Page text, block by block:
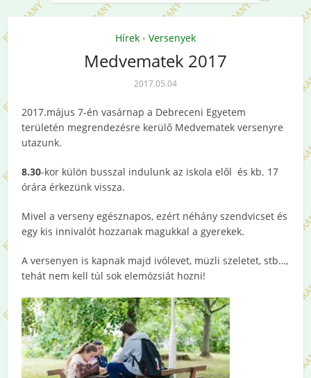
Hírek • Versenyek
Medvematek 2017
2017.05.04
2017.május 7-én vasárnap a Debreceni Egyetem
területén megrendezésre kerülő Medvematek versenyre
utazunk.
8.30-kor külön busszal indulunk az iskola elől és kb. 17
órára érkezünk vissza.
Mivel a verseny egésznapos, ezért néhány szendvicset és
egy kis innivalót hozzanak magukkal a gyerekek.
A versenyen is kapnak majd ivólevet, müzli szeletet, stb…,
tehát nem kell túl sok elemózsiát hozni!